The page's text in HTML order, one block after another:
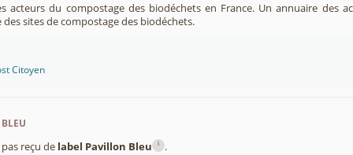
acteurs du compostage des biodéchets en France. Un annuaire des
sites de compostage des biodéchets.
Citoyen
reçu de label Pavillon Bleu i
.